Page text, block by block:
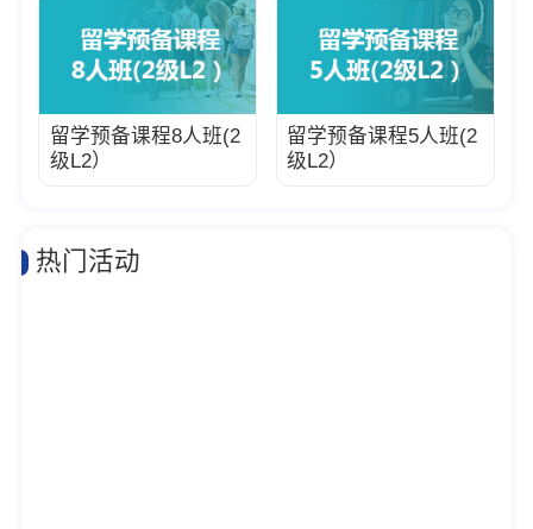
留学预备课程8人班(2
级L2）
留学预备课程5人班(2
级L2）
热门活动